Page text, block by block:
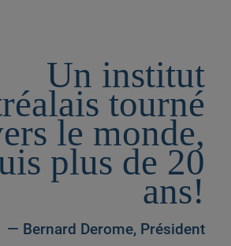
Un institut
tourné
le monde,
plus de 20
ans!
— Bernard Derome, Président